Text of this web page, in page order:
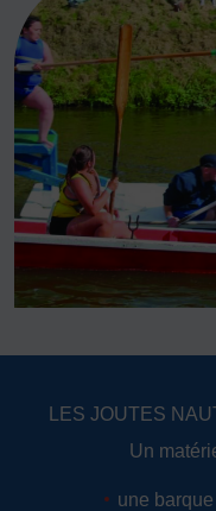
JE SOUHAITE
Activités d’entretien, de
Activités physiques de
Atelier d’aventure
Athlé-Marche nordique
Athlétisme – Piste &
Boules lyonnaises E-
Joutes
L’activité Bébé et parent
LES JOUTES
Un
une